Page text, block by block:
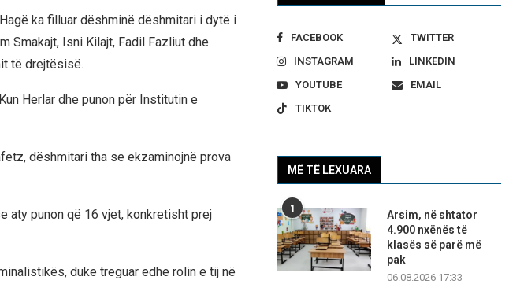
ka filluar dëshminë dëshmitari i dytë i
Smakajt, Isni Kilajt, Fadil Fazliut dhe
të drejtësisë.
Herlar dhe punon për Institutin e
dëshmitari tha se ekzaminojnë prova
aty punon që 16 vjet, konkretisht prej
duke treguar edhe rolin e tij në
FACEBOOK
TWITTER
INSTAGRAM
LINKEDIN
YOUTUBE
EMAIL
TIKTOK
MË TË LEXUARA
1
Arsim, në shtator
4.900 nxënës të
klasës së parë më
pak
06.08.2026 17:33